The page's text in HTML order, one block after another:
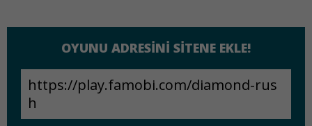
OYUNU ADRESINI SITENE EKLE!